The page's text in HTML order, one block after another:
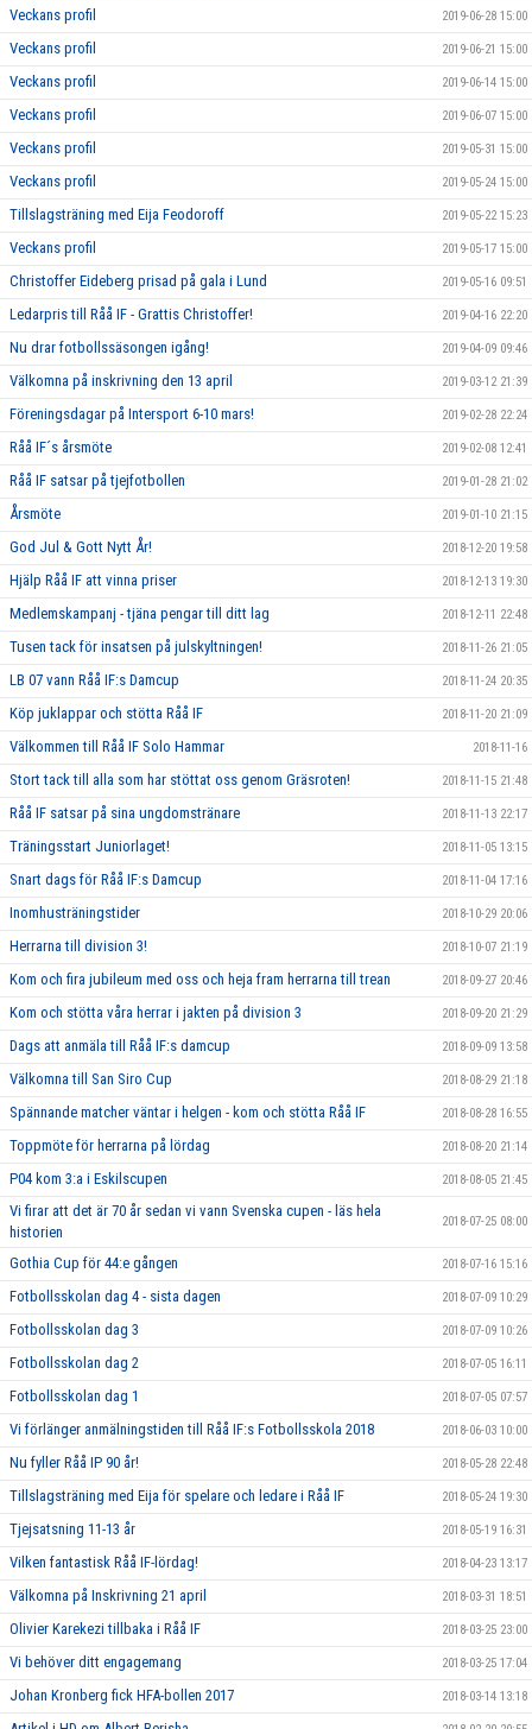
Veckans profil 2019-06-28 15:00
Veckans profil 2019-06-21 15:00
Veckans profil 2019-06-14 15:00
Veckans profil 2019-06-07 15:00
Veckans profil 2019-05-31 15:00
Veckans profil 2019-05-24 15:00
Tillslagsträning med Eija Feodoroff 2019-05-22 15:23
Veckans profil 2019-05-17 15:00
Christoffer Eideberg prisad på gala i Lund 2019-05-16 09:51
Ledarpris till Råå IF - Grattis Christoffer! 2019-04-16 22:20
Nu drar fotbollssäsongen igång! 2019-04-09 09:46
Välkomna på inskrivning den 13 april 2019-03-12 21:39
Föreningsdagar på Intersport 6-10 mars! 2019-02-28 22:24
Råå IF´s årsmöte 2019-02-08 12:41
Råå IF satsar på tjejfotbollen 2019-01-28 21:02
Årsmöte 2019-01-10 21:15
God Jul & Gott Nytt År! 2018-12-20 19:58
Hjälp Råå IF att vinna priser 2018-12-13 19:30
Medlemskampanj - tjäna pengar till ditt lag 2018-12-11 22:48
Tusen tack för insatsen på julskyltningen! 2018-11-26 21:05
LB 07 vann Råå IF:s Damcup 2018-11-24 20:35
Köp juklappar och stötta Råå IF 2018-11-20 21:09
Välkommen till Råå IF Solo Hammar 2018-11-16
Stort tack till alla som har stöttat oss genom Gräsroten! 2018-11-15 21:48
Råå IF satsar på sina ungdomstränare 2018-11-13 22:17
Träningsstart Juniorlaget! 2018-11-05 13:15
Snart dags för Råå IF:s Damcup 2018-11-04 17:16
Inomhusträningstider 2018-10-29 20:06
Herrarna till division 3! 2018-10-07 21:19
Kom och fira jubileum med oss och heja fram herrarna till trean 2018-09-27 20:46
Kom och stötta våra herrar i jakten på division 3 2018-09-20 21:29
Dags att anmäla till Råå IF:s damcup 2018-09-09 13:58
Välkomna till San Siro Cup 2018-08-29 21:18
Spännande matcher väntar i helgen - kom och stötta Råå IF 2018-08-28 16:55
Toppmöte för herrarna på lördag 2018-08-20 21:14
P04 kom 3:a i Eskilscupen 2018-08-05 21:45
Vi firar att det är 70 år sedan vi vann Svenska cupen - läs hela
historien
2018-07-25 08:00
Gothia Cup för 44:e gången 2018-07-16 15:16
Fotbollsskolan dag 4 - sista dagen 2018-07-09 10:29
Fotbollsskolan dag 3 2018-07-09 10:26
Fotbollsskolan dag 2 2018-07-05 16:11
Fotbollsskolan dag 1 2018-07-05 07:57
Vi förlänger anmälningstiden till Råå IF:s Fotbollsskola 2018 2018-06-03 10:00
Nu fyller Råå IP 90 år! 2018-05-28 22:48
Tillslagsträning med Eija för spelare och ledare i Råå IF 2018-05-24 19:30
Tjejsatsning 11-13 år 2018-05-19 16:31
Vilken fantastisk Råå IF-lördag! 2018-04-23 13:17
Välkomna på Inskrivning 21 april 2018-03-31 18:51
Olivier Karekezi tillbaka i Råå IF 2018-03-25 23:00
Vi behöver ditt engagemang 2018-03-25 17:04
Johan Kronberg fick HFA-bollen 2017 2018-03-14 13:18